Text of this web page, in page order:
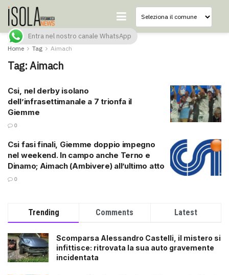
Home Tag Aimach
Tag:Aimach
Csi, nel derby isolano
dell’infrasettimanale a 7 trionfa il
Giemme
0
Csi fasi finali, Giemme doppio impegno
nel weekend. In campo anche Terno e
Dinamo; Aimach (Ambivere) all’ultimo atto
0
Trending Comments Latest
Scomparsa Alessandro Castelli, il mistero si
infittisce: ritrovata la sua auto gravemente
incidentata
Entra nel nostro canale WhatsApp